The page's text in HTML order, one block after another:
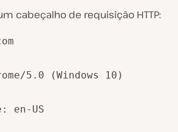
cabeçalho de requisição HTTP:
5.0 (Windows 10)
en-US